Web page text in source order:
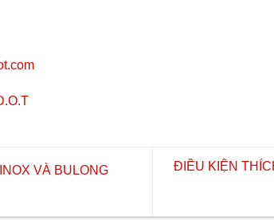
VÀ BULONG
ĐIỀU KIỆN